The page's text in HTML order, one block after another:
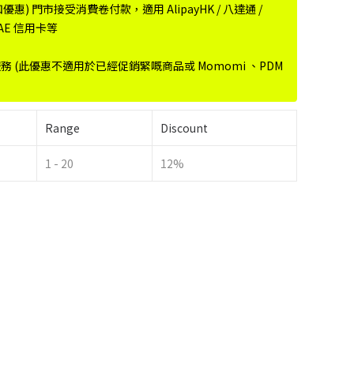
惠) 門市接受消費卷付款，適用 AlipayHK / 八達通 /
信用卡等
(此優惠不適用於已經促銷緊嘅商品或 Momomi 、PDM
Range Discount
1 - 20 12%